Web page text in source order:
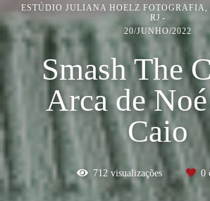
ESTÚDIO JULIANA HOELZ FOTOGRAFIA,
RJ
20/JUNHO/2022
Smash The
Arca de
Caio
712visualizações 0